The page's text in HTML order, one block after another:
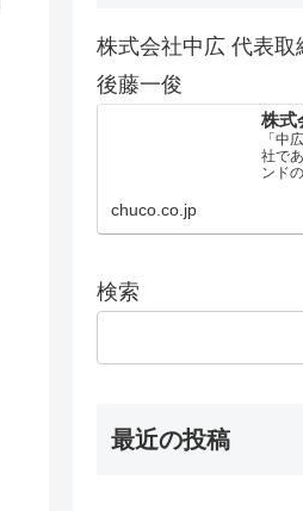
株式会社中広 代表取
後藤一俊
株式
「中
社で
ンド
chuco.co.jp
検索
最近の投稿